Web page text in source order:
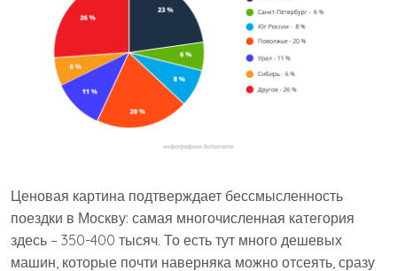
Ценовая картина подтверждает бессмысленность
поездки в Москву: самая многочисленная категория
здесь – 350-400 тысяч. То есть тут много дешевых
машин, которые почти наверняка можно отсеять, сразу